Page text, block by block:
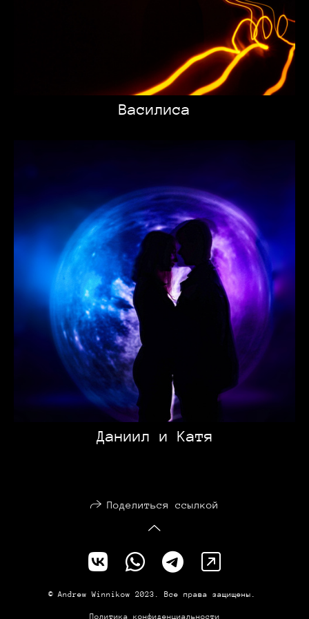
Василиса
Даниил и Катя
Поделиться ссылкой
© Andrew Winnikow 2023. Все права защищены.
Политика конфиденциальности